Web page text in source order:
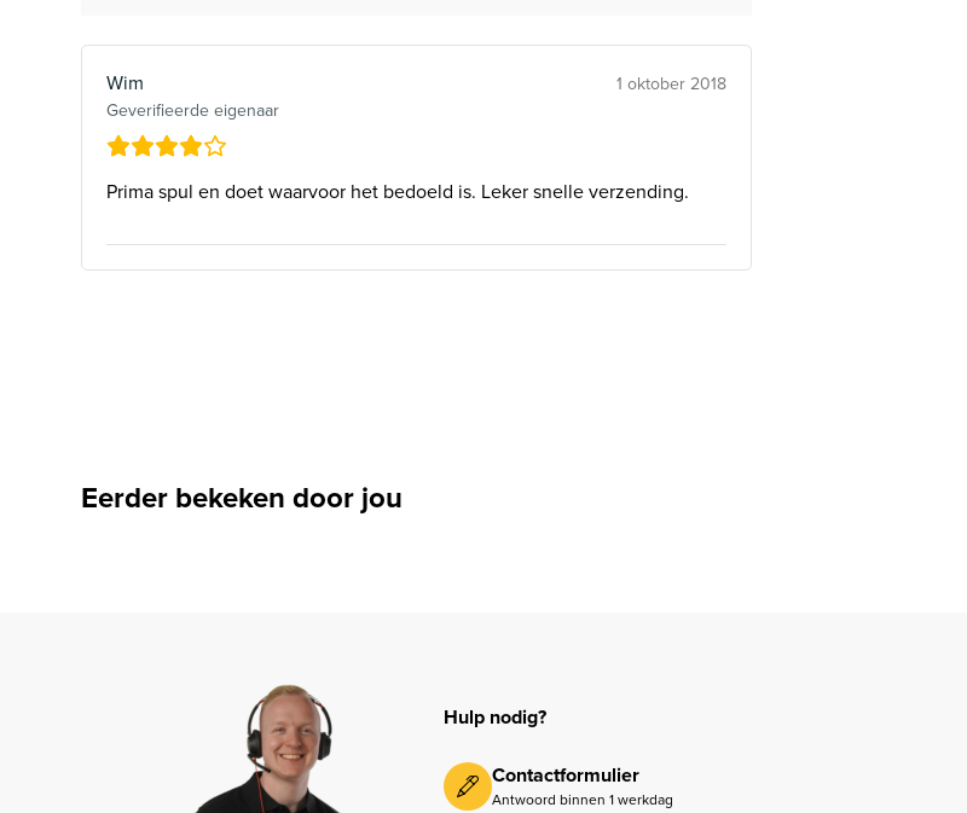
Wim
Geverifieerde eigenaar
1 oktober 2018
Prima spul en doet waarvoor het bedoeld is. Leker snelle verzending.
Eerder bekeken door jou
Hulp nodig?
Contactformulier
Antwoord binnen 1 werkdag